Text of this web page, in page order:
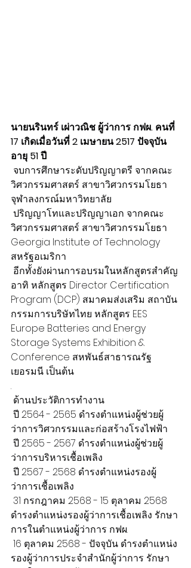
นายนรินทร์ เผ่าวณิช ผู้ว่าการ กฟผ. คนที่
17 เกิดเมื่อวันที่ 2 เมษายน 2517 ปัจจุบัน
อายุ 51 ปี
จบการศึกษาระดับปริญญาตรี จากคณะ
วิศวกรรมศาสตร์ สาขาวิศวกรรมโยธา
จุฬาลงกรณ์มหาวิทยาลัย
ปริญญาโทและปริญญาเอก จากคณะ
วิศวกรรมศาสตร์ สาขาวิศวกรรมโยธา
Georgia Institute of Technology
สหรัฐอเมริกา
อีกทั้งยังผ่านการอบรมในหลักสูตรสำคัญ
อาทิ หลักสูตร Director Certification
Program (DCP) สมาคมส่งเสริม สถาบัน
กรรมการบริษัทไทย หลักสูตร EES
Europe Batteries and Energy
Storage Systems Exhibition &
Conference สหพันธ์สาธารณรัฐ
เยอรมนี เป็นต้น
.
ด้านประวัติการทำงาน
ปี 2564 - 2565 ดำรงตำแหน่งผู้ช่วยผู้
ว่าการวิศวกรรมและก่อสร้างโรงไฟฟ้า
ปี 2565 - 2567 ดำรงตำแหน่งผู้ช่วยผู้
ว่าการบริหารเชื้อเพลิง
ปี 2567 - 2568 ดำรงตำแหน่งรองผู้
ว่าการเชื้อเพลิง
31 กรกฎาคม 2568 - 15 ตุลาคม 2568
ดำรงตำแหน่งรองผู้ว่าการเชื้อเพลิง รักษา
การในตำแหน่งผู้ว่าการ กฟผ.
16 ตุลาคม 2568 - ปัจจุบัน ดำรงตำแหน่ง
รองผู้ว่าการประจำสำนักผู้ว่าการ รักษา